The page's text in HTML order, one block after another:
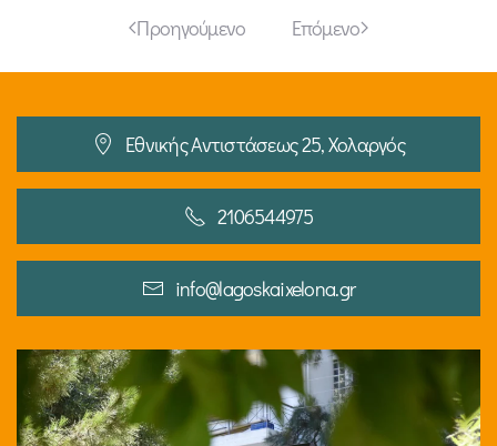
Προηγούμενο Επόμενο
Εθνικής Αντιστάσεως 25, Χολαργός
2106544975
info@lagoskaixelona.gr